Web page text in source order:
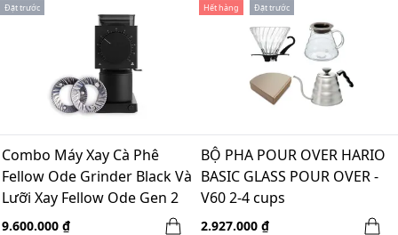
Đặt trước
Combo Máy Xay Cà Phê
Fellow Ode Grinder Black Và
Lưỡi Xay Fellow Ode Gen 2
Brew Burr
9.600.000 ₫
Hết hàng Đặt trước
BỘ PHA POUR OVER HARIO
BASIC GLASS POUR OVER -
V60 2-4 cups
2.927.000 ₫